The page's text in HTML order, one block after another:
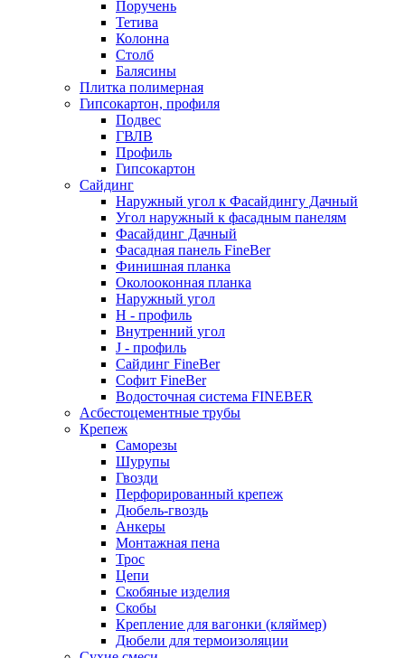
Поручень
Тетива
Колонна
Столб
Балясины
Плитка полимерная
Гипсокартон, профиля
Подвес
ГВЛВ
Профиль
Гипсокартон
Сайдинг
Наружный угол к Фасайдингу Дачный
Угол наружный к фасадным панелям
Фасайдинг Дачный
Фасадная панель FineBer
Финишная планка
Околооконная планка
Наружный угол
H - профиль
Внутренний угол
J - профиль
Сайдинг FineBer
Софит FineBer
Водосточная система FINEBER
Асбестоцементные трубы
Крепеж
Саморезы
Шурупы
Гвозди
Перфорированный крепеж
Дюбель-гвоздь
Анкеры
Монтажная пена
Трос
Цепи
Скобяные изделия
Скобы
Крепление для вагонки (кляймер)
Дюбели для термоизоляции